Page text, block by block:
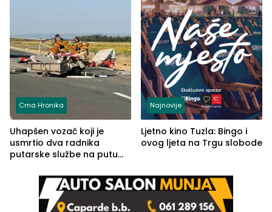
Crna Hronika
Uhapšen vozač koji je
usmrtio dva radnika
putarske službe na putu
(FOTO)
Najnovije
Ljetno kino Tuzla: Bingo i
ovog ljeta na Trgu slobode